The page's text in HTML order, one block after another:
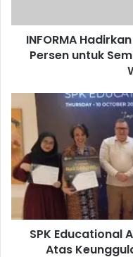
a
n
D
i
s
k
o
T
INFORMA
Persen untuk
P
K
E
d
u
c
t
SPK Educational
Atas